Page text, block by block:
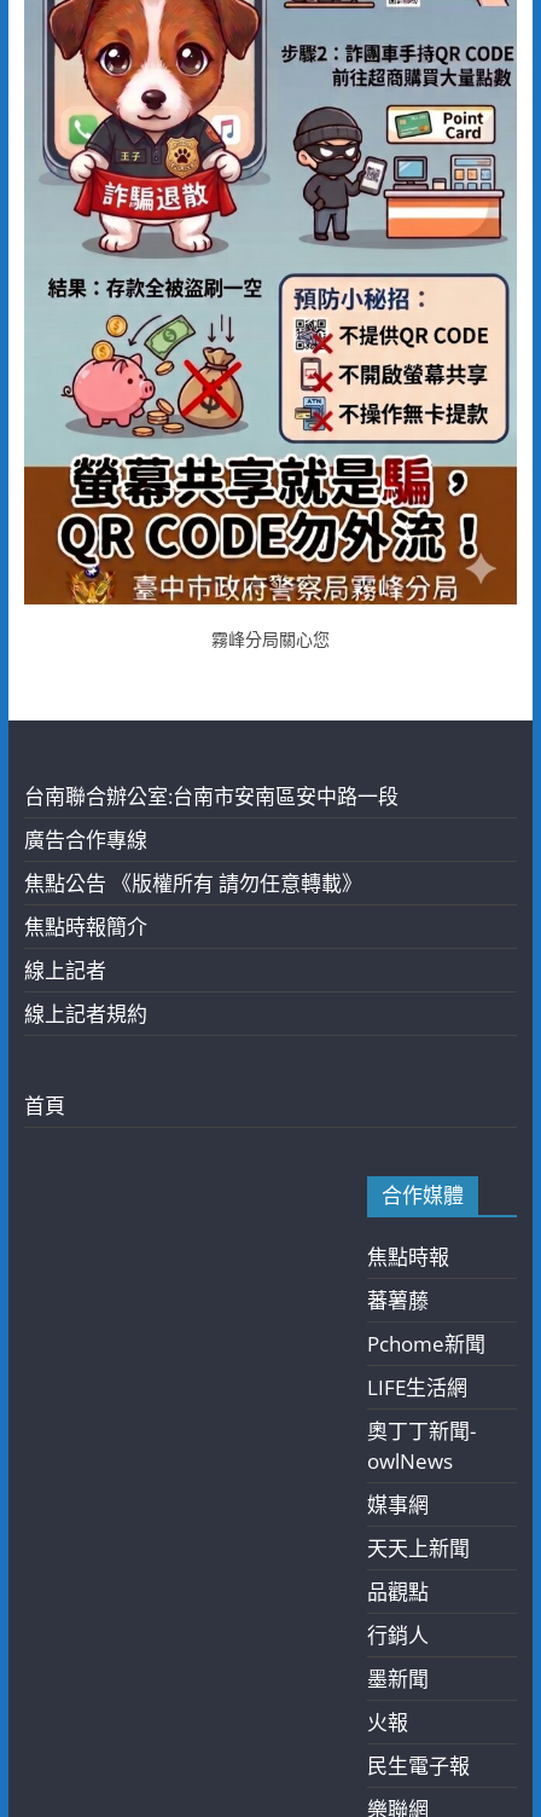
霧峰分局關心您
台南聯合辦公室:台南市安南區安中路一段
廣告合作專線
焦點公告 《版權所有 請勿任意轉載》
焦點時報簡介
線上記者
線上記者規約
首頁
合作媒體
焦點時報
蕃薯藤
Pchome新聞
LIFE生活網
奧丁丁新聞-
owlNews
媒事網
天天上新聞
品觀點
行銷人
墨新聞
火報
民生電子報
樂聯網